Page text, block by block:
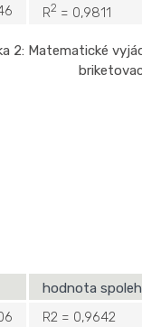
R2 = 0,9811
2: Matematické
hodnota
R2 = 0,9642